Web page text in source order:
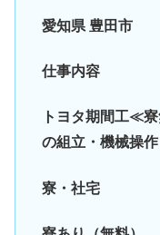
愛知県 豊田市
仕事内容
トヨタ期間工≪
の組立・機械操作
寮・社宅